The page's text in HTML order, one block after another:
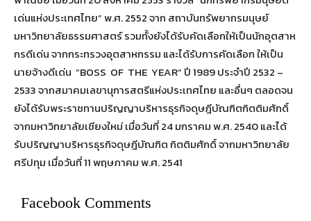
เด่นแห่งประเทศไทย” พ.ศ. 2552 จาก สถาบันทรัพยากรมนุษย์
มหาวิทยาลัยธรรมศาสตร์ รวมทั้งยังได้รับคัดเลือกให้เป็นนักอุตสาห
กรดีเด่น จากกระทรวงอุตสาหกรรม และได้รับการคัดเลือก ให้เป็น
นายจ้างดีเด่น “BOSS OF THE YEAR” ปี 1989 ประจำปี 2532 –
2533 จากสมาคมเลขานุการสตรีแห่งประเทศไทย และอื่นๆ ตลอดจน
ยังได้รับพระราชทานปริญญาบริหารธุรกิจดุษฎีบัณฑิตกิตติมศักดิ์
จากมหาวิทยาลัยเชียงใหม่ เมื่อวันที่ 24 มกราคม พ.ศ. 2540 และได้
รับปริญญาบริหารธุรกิจดุษฎีบัณฑิต กิตติมศักดิ์ จากมหาวิทยาลัย
ศรีปทุม เมื่อวันที่ 11 พฤษภาคม พ.ศ. 2541
Facebook Comments